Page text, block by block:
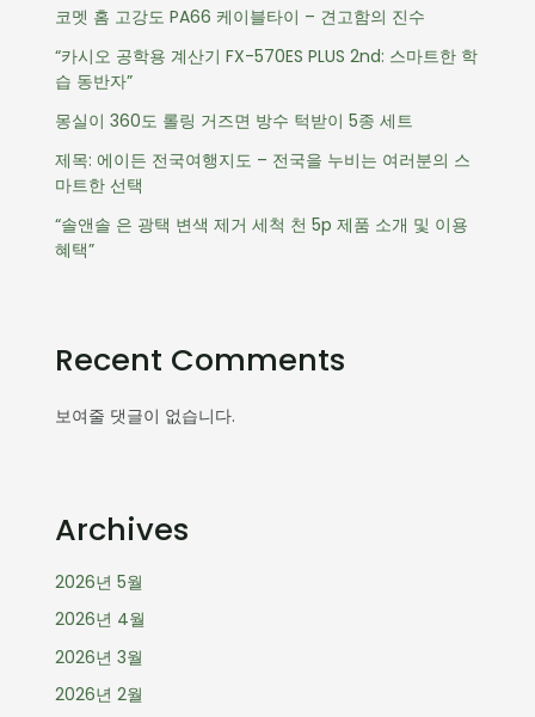
코멧 홈 고강도 PA66 케이블타이 – 견고함의 진수
“카시오 공학용 계산기 FX-570ES PLUS 2nd: 스마트한 학
습 동반자”
몽실이 360도 롤링 거즈면 방수 턱받이 5종 세트
제목: 에이든 전국여행지도 – 전국을 누비는 여러분의 스
마트한 선택
“솔앤솔 은 광택 변색 제거 세척 천 5p 제품 소개 및 이용
혜택”
Recent Comments
보여줄 댓글이 없습니다.
Archives
2026년 5월
2026년 4월
2026년 3월
2026년 2월